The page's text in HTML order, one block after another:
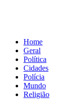
Home
Geral
Política
Cidades
Polícia
Mundo
Religião